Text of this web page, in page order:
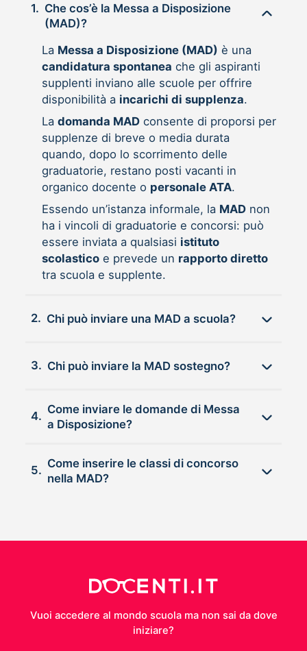
1. Che cos’è la Messa a Disposizione
(MAD)?
La Messa a Disposizione (MAD) è una
candidatura spontanea che gli aspiranti
supplenti inviano alle scuole per offrire
disponibilità a incarichi di supplenza.
La domanda MADconsente di proporsi per
supplenze di breve o media durata
quando, dopo lo scorrimento delle
graduatorie, restano posti vacanti in
organico docente o personale ATA.
Essendo un’istanza informale, la MADnon
ha i vincoli di graduatorie e concorsi: può
essere inviata a qualsiasi istituto
scolasticoe prevede un rapporto diretto
tra scuola e supplente.
2. Chi può inviare una MAD a scuola?
3. Chi può inviare la MAD sostegno?
4.
Come inviare le domande di Messa
a Disposizione?
5.
Come inserire le classi di concorso
nella MAD?
Vuoi accedere al mondo scuola ma non sai da dove
iniziare?